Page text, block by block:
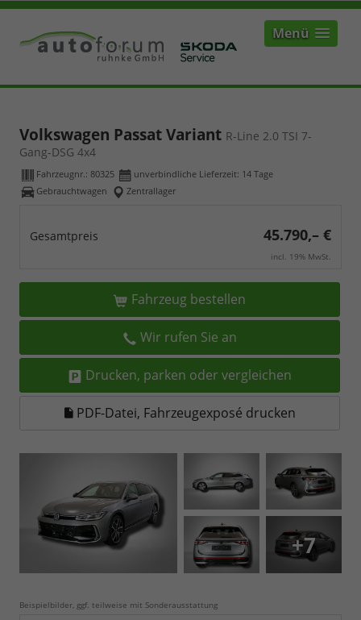
Menü
Volkswagen Passat Variant R-Line 2.0 TSI 7-
Gang-DSG 4x4
Fahrzeugnr.: 80325 unverbindliche Lieferzeit: 14 Tage
Gebrauchtwagen
Zentrallager
Gesamtpreis 45.790,– €
incl. 19% MwSt.
Fahrzeug bestellen
Wir rufen Sie an
Drucken, parken oder vergleichen
PDF-Datei, Fahrzeugexposé drucken
+7
Beispielbilder, ggf. teilweise mit Sonderausstattung